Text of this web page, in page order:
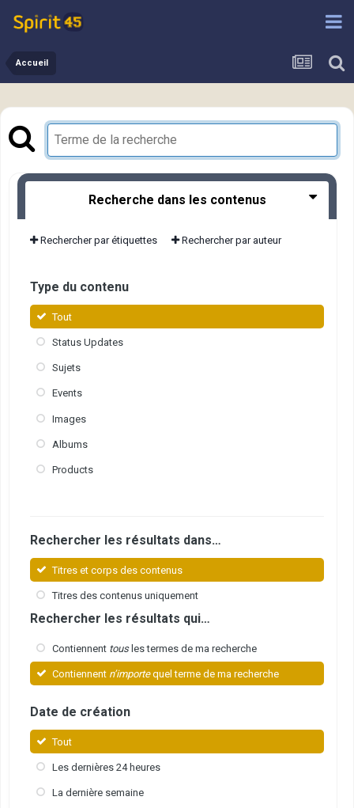
Accueil
Recherche dans les contenus
Rechercher par étiquettes Rechercher par auteur
Type du contenu
Tout
Status Updates
Sujets
Events
Images
Albums
Products
Rechercher les résultats dans…
Titres et corps des contenus
Titres des contenus uniquement
Rechercher les résultats qui…
Contiennent tousles termes de ma recherche
Contiennent n’importequel terme de ma recherche
Date de création
Tout
Les dernières 24 heures
La dernière semaine